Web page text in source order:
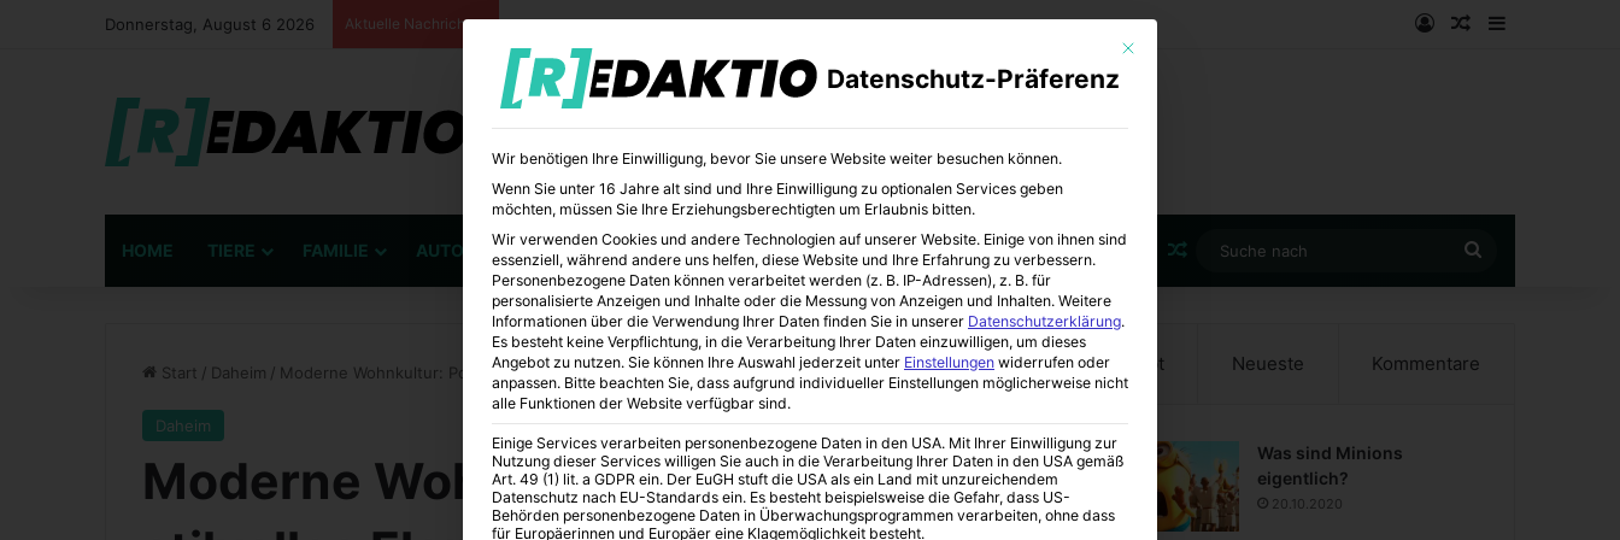
Donnerstag, August 6 2026 Aktuelle Nachrichten AnmeldenZufälliger
HOME TIERE FAMILIE AUTO BÜCHER BILDUNG KUNST Zufälliger Artikel
nach
Start / Daheim / Moderne Wohnkultur: Pop Art als stilvolles Element
Daheim
Moderne Wohnkultur: Pop Art als
Beliebt Neueste Kommentare
Was sind Minions
eigentlich?
20.10.2020
Mit diesem Button wird der Dialog geschlossen. Seine Funktionalität ist
Datenschutz-Präferenz
Wir benötigen Ihre Einwilligung, bevor Sie unsere Website weiter besuchen können.
Wenn Sie unter 16 Jahre alt sind und Ihre Einwilligung zu optionalen Services geben
möchten, müssen Sie Ihre Erziehungsberechtigten um Erlaubnis bitten.
Wir verwenden Cookies und andere Technologien auf unserer Website. Einige von ihnen sind
essenziell, während andere uns helfen, diese Website und Ihre Erfahrung zu verbessern.
Personenbezogene Daten können verarbeitet werden (z. B. IP-Adressen), z. B. für
personalisierte Anzeigen und Inhalte oder die Messung von Anzeigen und Inhalten. Weitere
Informationen über die Verwendung Ihrer Daten finden Sie in unserer Datenschutzerklärung.
Es besteht keine Verpflichtung, in die Verarbeitung Ihrer Daten einzuwilligen, um dieses
Angebot zu nutzen. Sie können Ihre Auswahl jederzeit unter Einstellungen widerrufen oder
anpassen. Bitte beachten Sie, dass aufgrund individueller Einstellungen möglicherweise nicht
alle Funktionen der Website verfügbar sind.
Einige Services verarbeiten personenbezogene Daten in den USA. Mit Ihrer Einwilligung zur
Nutzung dieser Services willigen Sie auch in die Verarbeitung Ihrer Daten in den USA gemäß
Art. 49 (1) lit. a GDPR ein. Der EuGH stuft die USA als ein Land mit unzureichendem
Datenschutz nach EU-Standards ein. Es besteht beispielsweise die Gefahr, dass US-
Behörden personenbezogene Daten in Überwachungsprogrammen verarbeiten, ohne dass
für Europäerinnen und Europäer eine Klagemöglichkeit besteht.